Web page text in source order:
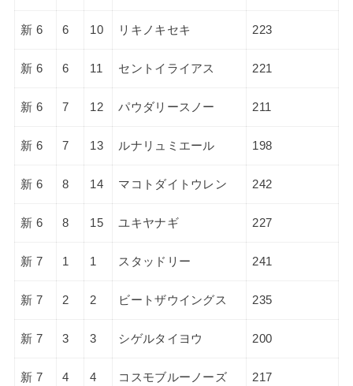
新 6 6 10 リキノキセキ 223
新 6 6 11 セントイライアス 221
新 6 7 12 パウダリースノー 211
新 6 7 13 ルナリュミエール 198
新 6 8 14 マコトダイトウレン 242
新 6 8 15 ユキヤナギ 227
新 7 1 1 スタッドリー 241
新 7 2 2 ビートザウイングス 235
新 7 3 3 シゲルタイヨウ 200
新 7 4 4 コスモブルーノーズ 217